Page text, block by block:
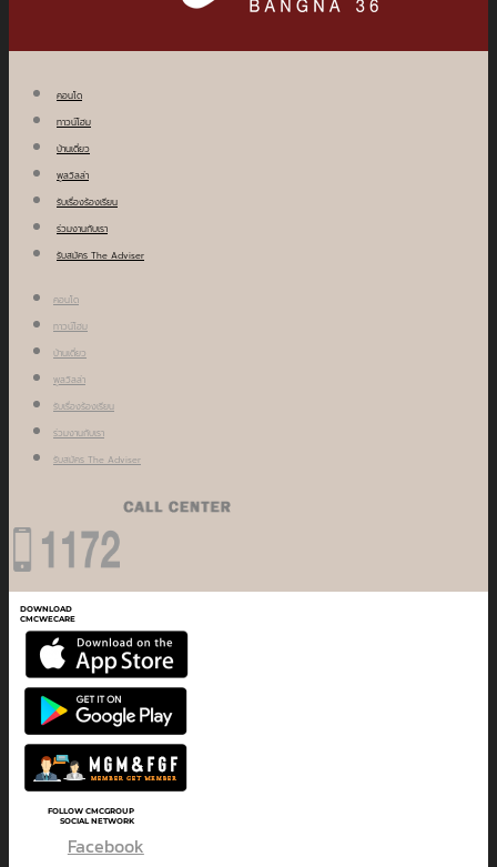
คอนโด
ทาวน์โฮม
บ้านเดี่ยว
พูลวิลล่า
รับเรื่องร้องเรียน
ร่วมงานกับเรา
รับสมัคร The Adviser
คอนโด
ทาวน์โฮม
บ้านเดี่ยว
พูลวิลล่า
รับเรื่องร้องเรียน
ร่วมงานกับเรา
รับสมัคร The Adviser
DOWNLOAD
CMCWECARE
FOLLOW CMCGROUP
SOCIAL NETWORK
Facebook